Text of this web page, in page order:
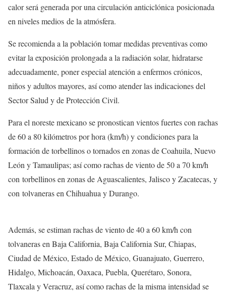
calor será generada por una circulación anticiclónica posicionada
en niveles medios de la atmósfera.
Se recomienda a la población tomar medidas preventivas como
evitar la exposición prolongada a la radiación solar, hidratarse
adecuadamente, poner especial atención a enfermos crónicos,
niños y adultos mayores, así como atender las indicaciones del
Sector Salud y de Protección Civil.
Para el noreste mexicano se pronostican vientos fuertes con rachas
de 60 a 80 kilómetros por hora (km/h) y condiciones para la
formación de torbellinos o tornados en zonas de Coahuila, Nuevo
León y Tamaulipas; así como rachas de viento de 50 a 70 km/h
con torbellinos en zonas de Aguascalientes, Jalisco y Zacatecas, y
con tolvaneras en Chihuahua y Durango.
Además, se estiman rachas de viento de 40 a 60 km/h con
tolvaneras en Baja California, Baja California Sur, Chiapas,
Ciudad de México, Estado de México, Guanajuato, Guerrero,
Hidalgo, Michoacán, Oaxaca, Puebla, Querétaro, Sonora,
Tlaxcala y Veracruz, así como rachas de la misma intensidad se